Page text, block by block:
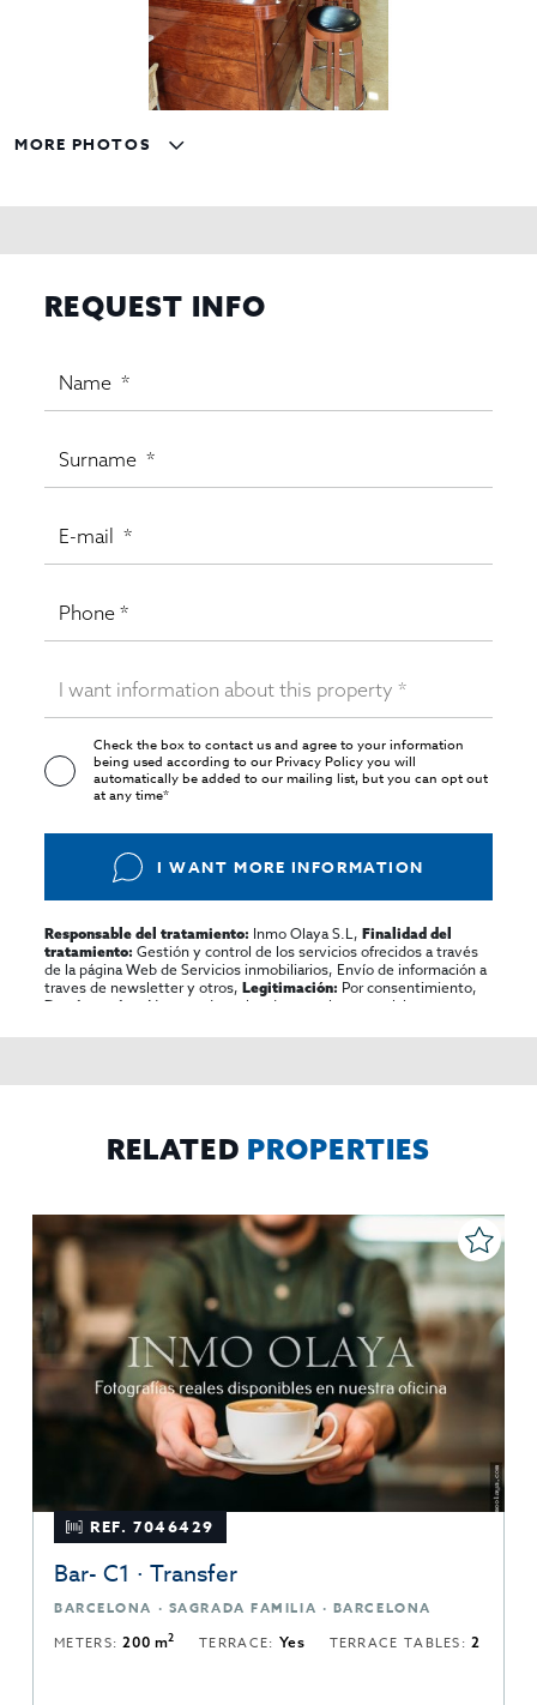
MORE PHOTOS
REQUEST INFO
Check the box to contact us and agree to your information
being used according to ourPrivacy Policyyou will
automatically be added to our mailing list, but you can opt out
at any time*
I WANT MORE INFORMATION
Responsable del tratamiento: Inmo Olaya S.L,Finalidad del
tratamiento: Gestión y control de los servicios ofrecidos a través
de la página Web de Servicios inmobiliarios, Envío de información a
traves de newsletter y otros,Legitimación: Por consentimiento,
Destinatarios:
No se cederan los datos, salvo para elaborar
rectificar y suprimir los datos, solicitar la portabilidad de los
RELATED PROPERTIES
REF. 7046429
Bar- C1 · Transfer
BARCELONA · SAGRADA FAMILIA · BARCELONA
METERS:200 m2 TERRACE: Yes TERRACE TABLES:2